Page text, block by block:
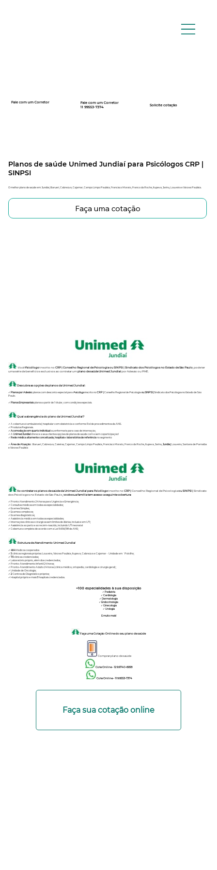
Fale com um Corretor
12 99740-6958
Fale com um Corretor
11 99553-7374
Solicite cotação
Planos de saúde Unimed Jundiaí para Psicólogos CRP |
SINPSI
O melhor plano de saúde em: Jundiaí, Barueri, Cabreúva, Cajamar, Campo Limpo Paulista, Francisco Morato, Franco da Rocha, Itupeva, Jarinu, Louveira e Várzea Paulista.
Faça uma cotação
VocêPsicólogo inscrito noCRP | Conselho Regional de Psicologia ou SINPSI | Sindicato dos Psicólogos no Estado de São Paulo , pode ter
uma série de benefícios exclusivos ao contratar umplano de saúde Unimed Jundiaípor Adesão ou PME.
Descubra as opções de planos da Unimed Jundiaí:
✓Planos por Adesão:planos com desconto especial paraPsicólogoinscrito noCRP |Conselho Regional de Psicologiaou SINPSI |Sindicato dos Psicólogos no Estado de São
Paulo.
✓Planos Empresariais:planos a partir de 1 titular, com condições especiais.
Qual a abrangência do plano da Unimed Jundiaí?
✓ A cobertura é ambulatorial, hospitalar com obstetrícia e conforme Rol de procedimentos da ANS.
✓ Produtos Regionais.
✓Acomodação em quarto individualou enfermaria para caso de internação,
✓ AUnimed Jundiaíoferece a seus clientes opções de planos de saúde com e sem coparticipação!
✓Rede médica altamente conceituada, hospitaiselaboratórios de referênciano segmento
✓Área de Atuação: : Barueri, Cabreúva, Caieiras, Cajamar, Campo Limpo Paulista, Francisco Morato, Franco da Rocha, Itupeva, Jarinu,Jundiaí,Louveira, Santana de Parnaíba
e Várzea Paulista
Ao contratar os planos de saúde da Unimed Jundiaí para Psicólogo inscrito noCRP |Conselho Regional de Psicologiaou SINPSI |Sindicato
dos Psicólogos no Estado de São Paulo , você e sua família tem acesso a seguinte cobertura:
✓ Pronto Atendimento 24 horas para Urgência e Emergência;
✓ Consultas médicas em todas as especialidades;
✓ Exames Simples;
✓ Exames complexos;
✓ Exames diagnósticos;
✓ Assistência médica em todas as especialidades;
✓ Internações clínicas e cirúrgicas sem limites de diárias, inclusive em UTI;
✓ Assistência ao parto e ao recém-nascido, incluindo UTI neonatal
✓ Cobertura completa de acordo com a Lei 9.656/98 da ANS;
Estrutura de Atendimento Unimed Jundiaí
✓464Médicos cooperados
✓5clínicas regionais próprias: Louveira, Várzea Paulista, Itupeva, Cabreúva e Cajamar - Unidade em `Polvilho;
✓70clínicas credenciadas;
✓ Laboratório próprio, além dos credenciados;
✓ Pronto-Atendimento Infantil 24 horas;
✓ Pronto-Atendimento Adulto 24 horas (clínica médica, ortopedia, cardiologia e cirurgia geral);
✓ Unidade de Oncologia;
✓2Centros de Diagnóstico próprios;
✓ Hospital próprio e mais 8 hospitais credenciados.
+100 especialidades à sua disposição
✓ Pediatria
✓ Cardiologia
✓ Dermatologia
✓ Endocrinologia
✓ Ginecologia
✓ Urologia
E muito mais!
Faça uma Cotação Online do seu plano de saúde
Comprar plano de saúde
Cote Online - 12 9.9740-6958
Cote Online - 11 9.9553-7374
Faça sua cotação online